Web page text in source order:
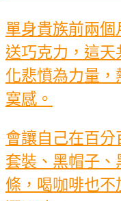
單身貴族前兩
送巧克力，這天
化悲憤為力量
寞感。
會讓自己在百
套裝、黑帽子
條，喝咖啡也不